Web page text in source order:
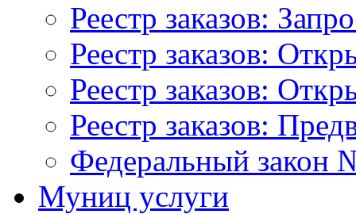
Реестр заказов:
Реестр заказов:
Реестр заказов:
Реестр заказов:
Федеральный закон
Муниц услуги